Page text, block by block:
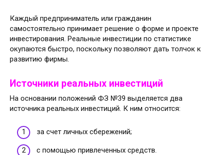
Каждый предприниматель или гражданин
самостоятельно принимает решение о форме и проекте
инвестирования. Реальные инвестиции по статистике
окупаются быстро, поскольку позволяют дать толчок к
развитию фирмы.
Источники реальных инвестиций
На основании положений ФЗ №39 выделяется два
источника реальных инвестиций. К ним относится:
за счет личных сбережений;
с помощью привлеченных средств.